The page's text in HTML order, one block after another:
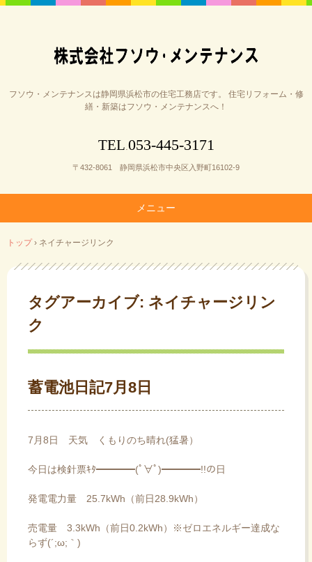
フソウ・メンテナンスは静岡県浜松市の住宅工務店です。 住宅リフォーム・修
繕・新築はフソウ・メンテナンスへ！
TEL 053-445-3171
〒432-8061 静岡県浜松市中央区入野町16102-9
メニュー
ン
テ
トップ › ネイチャージリンク
タグアーカイブ: ネイチャージリン
ク
蓄電池日記7月8日
7月8日 天気 くもりのち晴れ(猛暑）
今日は検針票ｷﾀ━━━━(ﾟ∀ﾟ)━━━━!!の日
発電電力量 25.7kWh（前日28.9kWh）
売電量 3.3kWh（前日0.2kWh）※ゼロエネルギー達成な
らず(´;ω;｀)